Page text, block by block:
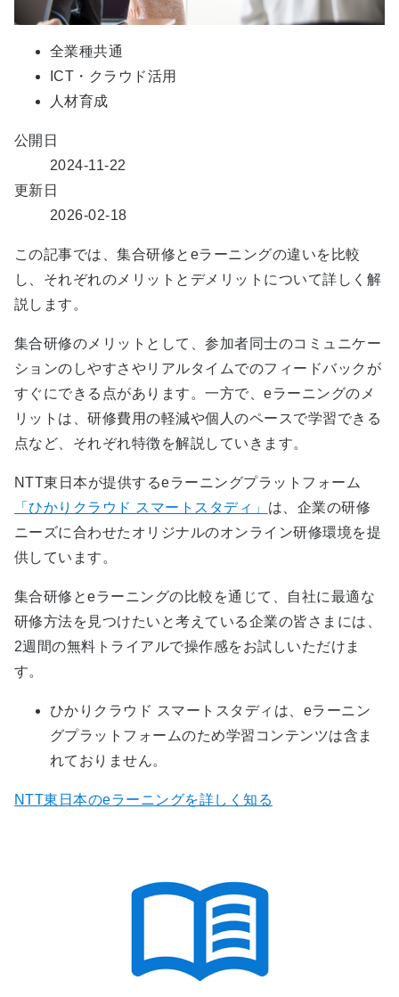
全業種共通
ICT・クラウド活用
人材育成
公開日
2024-11-22
更新日
2026-02-18
この記事では、集合研修とeラーニングの違いを比較
し、それぞれのメリットとデメリットについて詳しく解
説します。
集合研修のメリットとして、参加者同士のコミュニケー
ションのしやすさやリアルタイムでのフィードバックが
すぐにできる点があります。一方で、eラーニングのメ
リットは、研修費用の軽減や個人のペースで学習できる
点など、それぞれ特徴を解説していきます。
NTT東日本が提供するeラーニングプラットフォーム
「ひかりクラウド スマートスタディ」 は、企業の研修
ニーズに合わせたオリジナルのオンライン研修環境を提
供しています。
集合研修とeラーニングの比較を通じて、自社に最適な
研修方法を見つけたいと考えている企業の皆さまには、
2週間の無料トライアルで操作感をお試しいただけま
す。
ひかりクラウド スマートスタディは、eラーニン
グプラットフォームのため学習コンテンツは含ま
れておりません。
NTT東日本のeラーニングを詳しく知る